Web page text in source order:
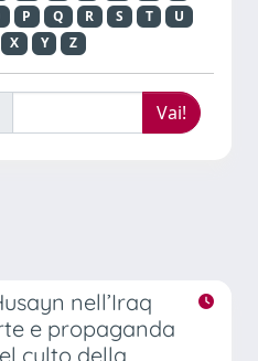
P Q R S T
U
X Y Z
nell’Iraq
e propaganda
culto della